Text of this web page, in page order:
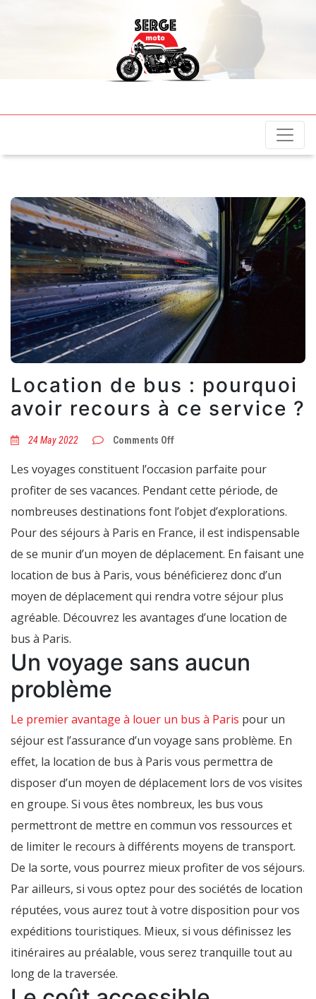
Location de bus : pourquoi
avoir recours à ce service ?
24 May 2022 Comments Offon
bus
pourquoi
recours
ce
service
?
Les voyages constituent l’occasion parfaite pour
profiter de ses vacances. Pendant cette période, de
nombreuses destinations font l’objet d’explorations.
Pour des séjours à Paris en France, il est indispensable
de se munir d’un moyen de déplacement. En faisant une
location de bus à Paris, vous bénéficierez donc d’un
moyen de déplacement qui rendra votre séjour plus
agréable. Découvrez les avantages d’une location de
bus à Paris.
Un voyage sans aucun
problème
Le premier avantage à louer un bus à Paris pour un
séjour est l’assurance d’un voyage sans problème. En
effet, la location de bus à Paris vous permettra de
disposer d’un moyen de déplacement lors de vos visites
en groupe. Si vous êtes nombreux, les bus vous
permettront de mettre en commun vos ressources et
de limiter le recours à différents moyens de transport.
De la sorte, vous pourrez mieux profiter de vos séjours.
Par ailleurs, si vous optez pour des sociétés de location
réputées, vous aurez tout à votre disposition pour vos
expéditions touristiques. Mieux, si vous définissez les
itinéraires au préalable, vous serez tranquille tout au
long de la traversée.